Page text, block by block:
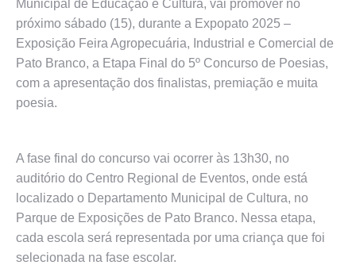
Municipal de Educação e Cultura, vai promover no
próximo sábado (15), durante a Expopato 2025 –
Exposição Feira Agropecuária, Industrial e Comercial de
Pato Branco, a Etapa Final do 5º Concurso de Poesias,
com a apresentação dos finalistas, premiação e muita
poesia.
A fase final do concurso vai ocorrer às 13h30, no
auditório do Centro Regional de Eventos, onde está
localizado o Departamento Municipal de Cultura, no
Parque de Exposições de Pato Branco. Nessa etapa,
cada escola será representada por uma criança que foi
selecionada na fase escolar.